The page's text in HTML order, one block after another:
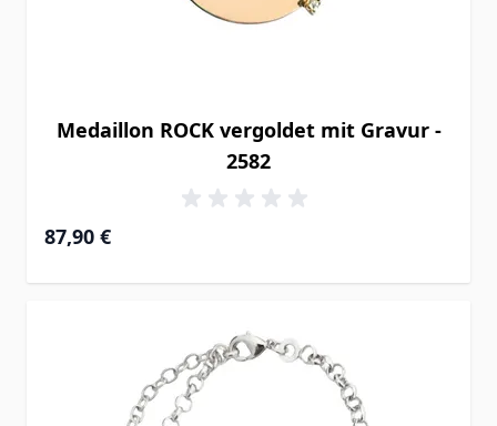
Medaillon ROCK vergoldet mit Gravur -
2582
87,90 €